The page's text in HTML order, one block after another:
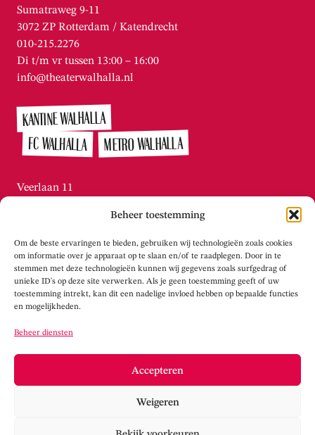
Beheer toestemming
Om de beste ervaringen te bieden, gebruiken wij technologieën zoals cookies
om informatie over je apparaat op te slaan en/of te raadplegen. Door in te
stemmen met deze technologieën kunnen wij gegevens zoals surfgedrag of
unieke ID's op deze site verwerken. Als je geen toestemming geeft of uw
toestemming intrekt, kan dit een nadelige invloed hebben op bepaalde functies
en mogelijkheden.
Beheer diensten
Accepteren
Weigeren
Sumatraweg 9-11
3072 ZP Rotterdam / Katendrecht
010-215.2276
Di t/m vr tussen 13:00 – 16:00
info@theaterwalhalla.nl
KANTINE WALHALLA
FC WALHALLA METRO WALHALLA
Veerlaan 11
Di t/m vr tussen 13:00 – 16:00
info@theaterwalhalla.nl
WERKPLAATS WALHALLA
3072 LS Rotterdam / Katendrecht
info@werkplaatswalhalla.nl
www.werkplaatswalhalla.nl
Privacy